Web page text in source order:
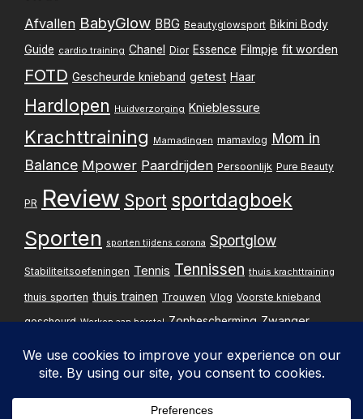
Afvallen BabyGlow BBG Beautyglowsport Bikini Body
Guide cardio training Chanel Dior Essence Filmpje fit worden
FOTD Gescheurde knieband getest Haar
Hardlopen Huidverzorging Knieblessure
Krachttraining Mamadingen mamavlog Mom in
Balance Mpower Paardrijden Persoonlijk Pure Beauty
PR Review Sport sportdagboek
Sporten sporten tijdens corona Sportglow
Stabiliteitsoefeningen Tennis Tennissen thuis krachttraining
thuis sporten thuis trainen Trouwen Vlog Voorste knieband
gescheurd Werken aan herstel Zonbescherming Zwanger